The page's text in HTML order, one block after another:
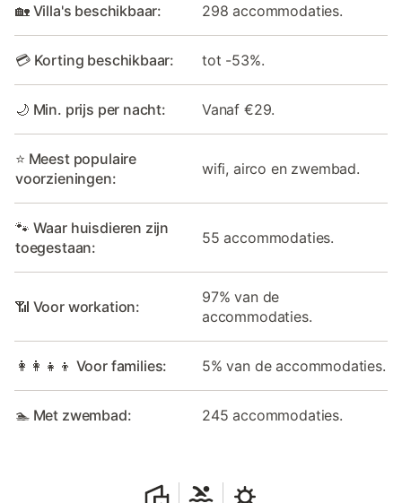
🏡 Villa's beschikbaar: 298 accommodaties.
💳 Korting beschikbaar: tot -53%.
🌙 Min. prijs per nacht: Vanaf €29.
⭐ Meest populaire
voorzieningen:
wifi, airco en zwembad.
🐾 Waar huisdieren zijn
toegestaan:
55 accommodaties.
📶 Voor workation:
97% van de
accommodaties.
👩‍👩‍👧‍👦 Voor families: 5% van de accommodaties.
🏊 Met zwembad: 245 accommodaties.